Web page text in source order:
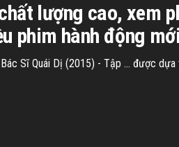
lượng cao, xem
phim hành động
Sĩ Quái Dị (2015) - Tập ... được